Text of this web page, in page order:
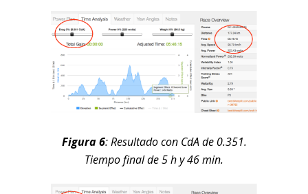
Figura 6: Resultado con CdA de 0.351.
Tiempo final de 5 h y 46 min.